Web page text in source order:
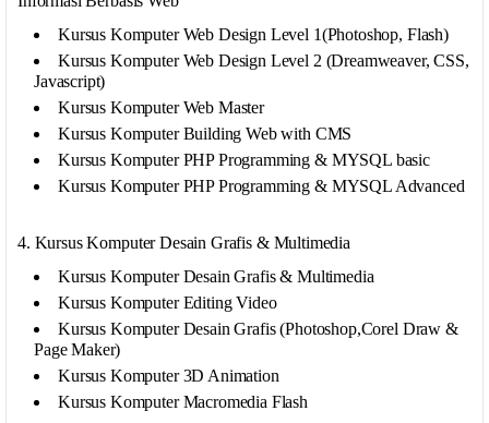
Kursus Komputer Web Design Level 1(Photoshop, Flash)
Kursus Komputer Web Design Level 2 (Dreamweaver, CSS,
Javascript)
Kursus Komputer Web Master
Kursus Komputer Building Web with CMS
Kursus Komputer PHP Programming & MYSQL basic
Kursus Komputer PHP Programming & MYSQL Advanced
4. Kursus Komputer Desain Grafis & Multimedia
Kursus Komputer Desain Grafis & Multimedia
Kursus Komputer Editing Video
Kursus Komputer Desain Grafis (Photoshop,Corel Draw &
Page Maker)
Kursus Komputer 3D Animation
Kursus Komputer Macromedia Flash